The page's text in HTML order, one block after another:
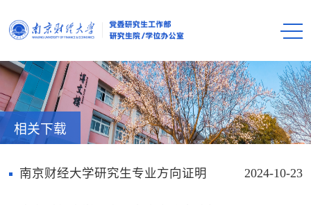
相关下载
2024-10-23
南京财经大学研究生专业方向证明